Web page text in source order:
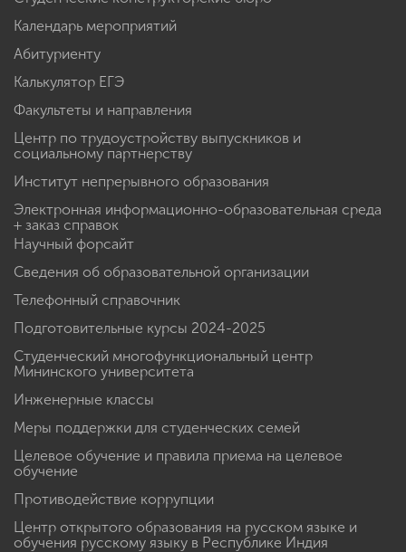
Календарь мероприятий
Абитуриенту
Калькулятор ЕГЭ
Факультеты и направления
Центр по трудоустройству выпускников и
социальному партнерству
Институт непрерывного образования
Электронная информационно-образовательная среда
+ заказ справок
Научный форсайт
Сведения об образовательной организации
Телефонный справочник
Подготовительные курсы 2024-2025
Студенческий многофункциональный центр
Мининского университета
Инженерные классы
Меры поддержки для студенческих семей
Целевое обучение и правила приема на целевое
обучение
Противодействие коррупции
Центр открытого образования на русском языке и
обучения русскому языку в Республике Индия